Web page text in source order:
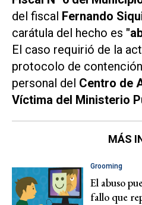
del fiscal Fernando
carátula del hecho es
El caso requirió de la
protocolo de
personal del Centro de
Víctima del Ministerio
MÁS
Grooming
El abuso
fallo que